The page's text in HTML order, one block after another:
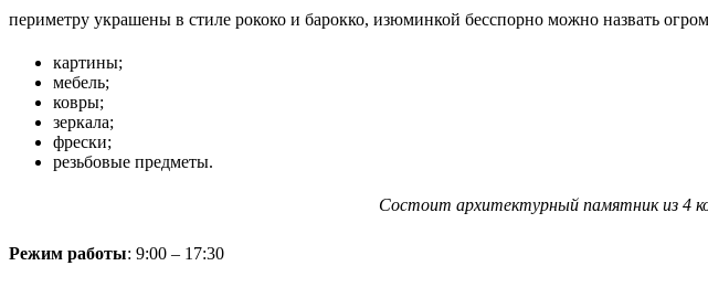
периметру украшены в стиле рококо и барокко, изюминкой бесспорно можно назвать
картины;
мебель;
ковры;
зеркала;
фрески;
резьбовые предметы.
Состоит архитектурный памятник из 4
Режим работы: 9:00 – 17:30